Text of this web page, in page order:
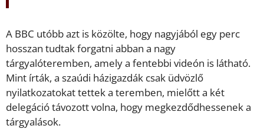
A BBC utóbb azt is közölte, hogy nagyjából egy perc
hosszan tudtak forgatni abban a nagy
tárgyalóteremben, amely a fentebbi videón is látható.
Mint írták, a szaúdi házigazdák csak üdvözlő
nyilatkozatokat tettek a teremben, mielőtt a két
delegáció távozott volna, hogy megkezdődhessenek a
tárgyalások.